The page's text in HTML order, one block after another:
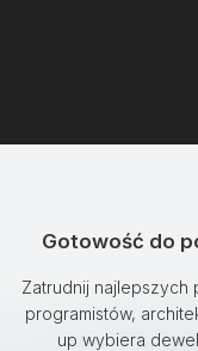
Gotowość do
Zatrudnij najlepszych
programistów,
up wybiera